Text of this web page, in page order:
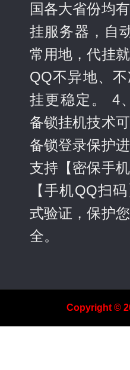
国各大省份均
挂服务器，自
常用地，代挂就
QQ不异地、
挂更稳定。 4
备锁挂机技术
备锁登录保护进
支持【密保手
【手机QQ扫
式验证，保护
全。
Copyright ©